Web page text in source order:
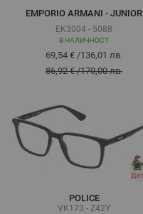
EMPORIO ARMANI - JUNIOR
EK3004 - 5088
В НАЛИЧНОСТ
69,54 € /136,01 лв.
86,92 €/170,00 лв.
POLICE
VK173 - Z42Y